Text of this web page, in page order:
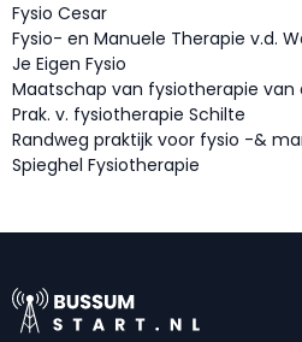
Fysio Cesar
Fysio- en Manuele Therapie v.d.
Je Eigen Fysio
Maatschap van fysiotherapie van
Prak. v. fysiotherapie Schilte
Randweg praktijk voor fysio -&
Spieghel Fysiotherapie